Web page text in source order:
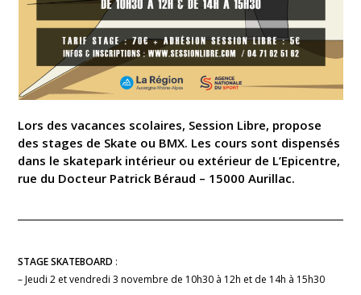
Lors des vacances scolaires, Session Libre, propose
des stages de Skate ou BMX. Les cours sont dispensés
dans le skatepark intérieur ou extérieur de L’Epicentre,
rue du Docteur Patrick Béraud – 15000 Aurillac.
STAGE SKATEBOARD :
– Jeudi 2 et vendredi 3 novembre de 10h30 à 12h et de 14h à 15h30